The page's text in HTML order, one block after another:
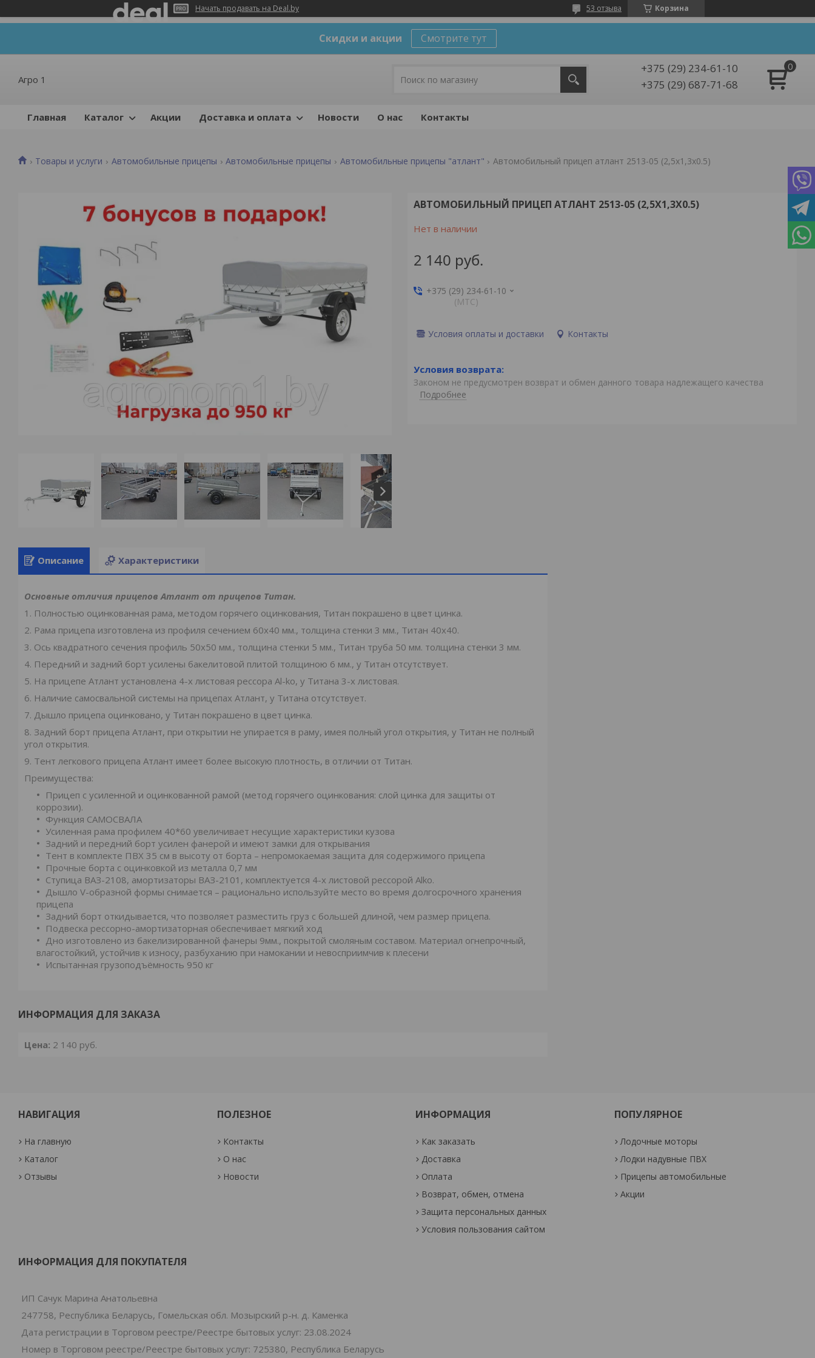
Начать продавать на Deal.by Корзина
53 отзыва
Скидки и акции Смотрите тут
Агро 1
+375 (29) 234-61-10
+375 (29) 687-71-68
Главная Каталог Акции Доставка и оплата Новости О нас Контакты
Товары и услуги Автомобильные прицепы Автомобильные прицепы Автомобильные прицепы "атлант" Автомобильный прицеп атлант 2513-05 (2,5х1,3х0.5)
АВТОМОБИЛЬНЫЙ ПРИЦЕП АТЛАНТ 2513-05 (2,5Х1,3Х0.5)
Нет в наличии
2 140 руб.
+375 (29) 234-61-10
(MTС)
Условия оплаты и доставки Контакты
Законом не предусмотрен возврат и обмен данного товара надлежащего качества
Подробнее
Описание Характеристики
Основные отличия прицепов Атлант от прицепов Титан.
1. Полностью оцинкованная рама, методом горячего оцинкования, Титан покрашено в цвет цинка.
2. Рама прицепа изготовлена из профиля сечением 60х40 мм., толщина стенки 3 мм., Титан 40х40.
3. Ось квадратного сечения профиль 50х50 мм., толщина стенки 5 мм., Титан труба 50 мм. толщина стенки 3 мм.
4. Передний и задний борт усилены бакелитовой плитой толщиною 6 мм., у Титан отсутствует.
5. На прицепе Атлант установлена 4-х листовая рессора Al-ko, у Титана 3-х листовая.
6. Наличие самосвальной системы на прицепах Атлант, у Титана отсутствует.
7. Дышло прицепа оцинковано, у Титан покрашено в цвет цинка.
8. Задний борт прицепа Атлант, при открытии не упирается в раму, имея полный угол открытия, у Титан не полный
угол открытия.
9. Тент легкового прицепа Атлант имеет более высокую плотность, в отличии от Титан.
Преимущества:
Прицеп с усиленной и оцинкованной рамой (метод горячего оцинкования: слой цинка для защиты от
коррозии).
Функция САМОСВАЛА
Усиленная рама профилем 40*60 увеличивает несущие характеристики кузова
Задний и передний борт усилен фанерой и имеют замки для открывания
Тент в комплекте ПВХ 35 см в высоту от борта – непромокаемая защита для содержимого прицепа
Прочные борта с оцинковкой из металла 0,7 мм
Ступица ВАЗ-2108, амортизаторы ВАЗ-2101, комплектуется 4-х листовой рессорой Alko.
Дышло V-образной формы снимается – рационально используйте место во время долгосрочного хранения
прицепа
Задний борт откидывается, что позволяет разместить груз с большей длиной, чем размер прицепа.
Подвеска рессорно-амортизаторная обеспечивает мягкий ход
Дно изготовлено из бакелизированной фанеры 9мм., покрытой смоляным составом. Материал огнепрочный,
влагостойкий, устойчив к износу, разбуханию при намокании и невосприимчив к плесени
Испытанная грузоподъёмность 950 кг
ИНФОРМАЦИЯ ДЛЯ ЗАКАЗА
Цена: 2 140 руб.
НАВИГАЦИЯ
На главную
Каталог
Отзывы
ПОЛЕЗНОЕ
Контакты
О нас
Новости
ИНФОРМАЦИЯ
Как заказать
Доставка
Оплата
Возврат, обмен, отмена
Защита персональных данных
Условия пользования сайтом
ПОПУЛЯРНОЕ
Лодочные моторы
Лодки надувные ПВХ
Прицепы автомобильные
Акции
ИНФОРМАЦИЯ ДЛЯ ПОКУПАТЕЛЯ
ИП Сачук Марина Анатольевна
247758, Республика Беларусь, Гомельская обл. Мозырский р-н. д. Каменка
Дата регистрации в Торговом реестре/Реестре бытовых услуг: 23.08.2024
Номер в Торговом реестре/Реестре бытовых услуг: 725380, Республика Беларусь